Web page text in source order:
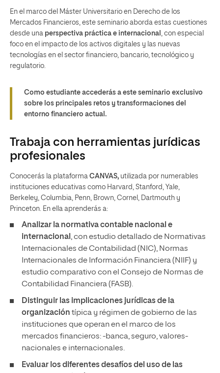
En el marco del Máster Universitario en Derecho de los
Mercados Financieros, este seminario aborda estas cuestiones
desde una perspectiva práctica e internacional , con especial
foco en el impacto de los activos digitales y las nuevas
tecnologías en el sector financiero, bancario, tecnológico y
regulatorio.
Como estudiante accederás a este seminario exclusivo
sobre los principales retos y transformaciones del
entorno financiero actual.
Trabaja con herramientas jurídicas
profesionales
Conocerás la plataforma CANVAS, utilizada por numerables
instituciones educativas como Harvard, Stanford, Yale,
Berkeley, Columbia, Penn, Brown, Cornel, Dartmouth y
Princeton. En ella aprenderás a:
Analizar la normativa contable nacional e
internacional , con estudio detallado de Normativas
Internacionales de Contabilidad (NIC), Normas
Internacionales de Información Financiera (NIIF) y
estudio comparativo con el Consejo de Normas de
Contabilidad Financiera (FASB).
Distinguir las implicaciones jurídicas de la
organización típica y régimen de gobierno de las
instituciones que operan en el marco de los
mercados financieros: -banca, seguro, valores-
nacionales e internacionales.
Evaluar los diferentes desafíos del uso de las